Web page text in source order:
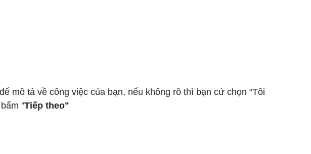
mô tả về công việc của bạn, nếu không rõ thì bạn cứ chọn “Tôi
"Tiếp theo"